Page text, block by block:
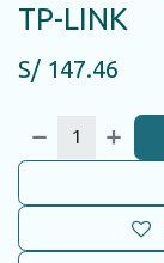
TP-LINK
S/ 147.46